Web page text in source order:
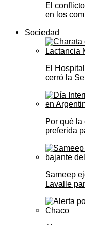
El
en los
Sociedad
El
cerró la
Por qué
preferida
Sameep
Lavalle